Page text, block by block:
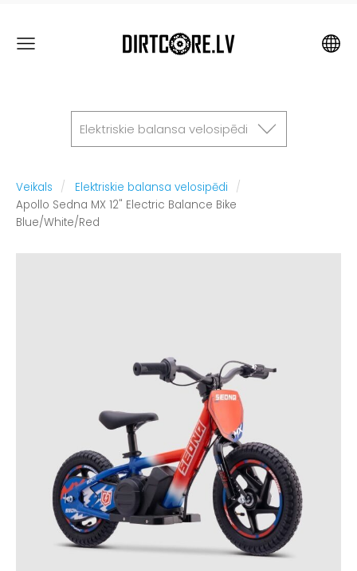
Elektriskie balansa velosipēdi
Veikals
Elektriskie balansa velosipēdi
Apollo Sedna MX 12" Electric Balance Bike
Blue/White/Red